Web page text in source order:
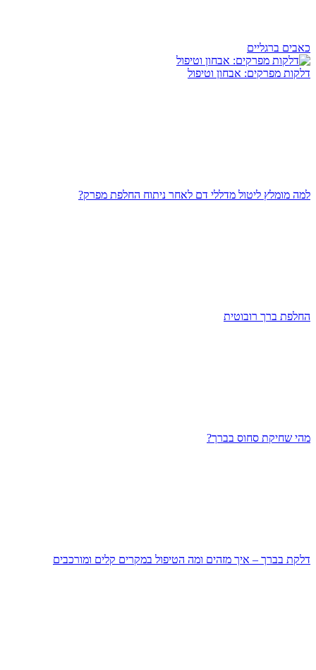
כאבים ברגליים
דלקות מפרקים: אבחון וטיפול
למה מומלץ ליטול מדללי דם לאחר ניתוח החלפת מפרק?
החלפת ברך רובוטית
מהי שחיקת סחוס בברך?
דלקת בברך – איך מזהים ומה הטיפול במקרים קלים ומורכבים